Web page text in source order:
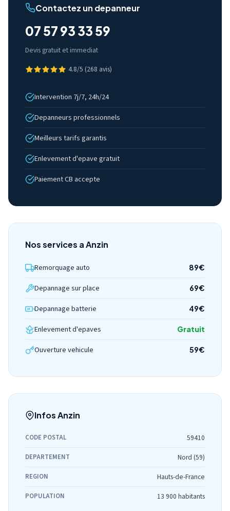
Contactez un depanneur
07 57 93 33 59
Devis gratuit et immediat
4.8/5 (268 avis)
Intervention 7j/7, 24h/24
Depanneurs professionnels
Meilleurs tarifs garantis
Enlevement d'epave gratuit
Paiement CB accepte
Nos services a Anzin
Remorquage auto 89€
Depannage sur place 69€
Depannage batterie 49€
Enlevement d'epaves Gratuit
Ouverture vehicule 59€
Infos Anzin
CODE POSTAL 59410
DEPARTEMENT Nord (59)
REGION Hauts-de-France
POPULATION 13 900 habitants